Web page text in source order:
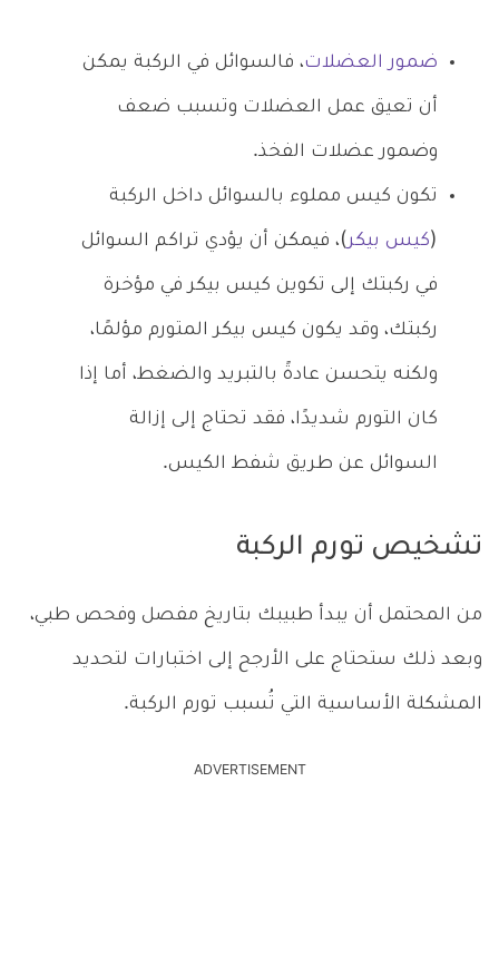
ضمور العضلات، فالسوائل في الركبة يمكن
أن تعيق عمل العضلات وتسبب ضعف
وضمور عضلات الفخذ.
تكون كيس مملوء بالسوائل داخل الركبة
(كيس بيكر )، فيمكن أن يؤدي تراكم السوائل
في ركبتك إلى تكوين كيس بيكر في مؤخرة
ركبتك، وقد يكون كيس بيكر المتورم مؤلمًا،
ولكنه يتحسن عادةً بالتبريد والضغط، أما إذا
كان التورم شديدًا، فقد تحتاج إلى إزالة
السوائل عن طريق شفط الكيس.
تشخيص تورم الركبة
من المحتمل أن يبدأ طبيبك بتاريخ مفصل وفحص طبي،
وبعد ذلك ستحتاج على الأرجح إلى اختبارات لتحديد
المشكلة الأساسية التي تُسبب تورم الركبة.
ADVERTISEMENT